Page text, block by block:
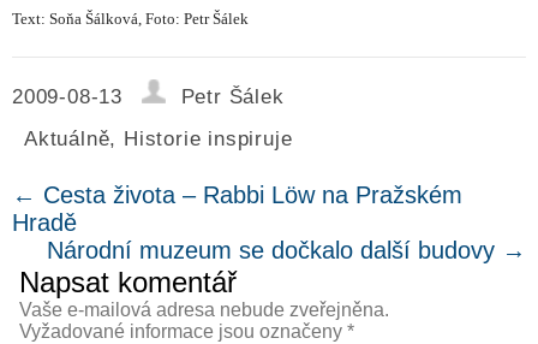
Text: Soňa Šálková, Foto: Petr Šálek
2009-08-13
Petr Šálek
Aktuálně, Historie inspiruje
← Cesta života – Rabbi Löw na Pražském
Hradě
Národní muzeum se dočkalo další budovy →
Napsat komentář
Vaše e-mailová adresa nebude zveřejněna.
Vyžadované informace jsou označeny *